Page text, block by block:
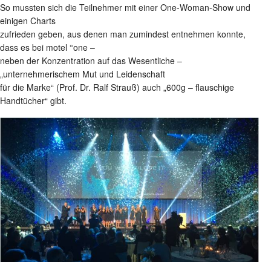
So mussten sich die Teilnehmer mit einer One-Woman-Show und
einigen Charts
zufrieden geben, aus denen man zumindest entnehmen konnte,
dass es bei motel °one –
neben der Konzentration auf das Wesentliche –
„unternehmerischem Mut und Leidenschaft
für die Marke“ (Prof. Dr. Ralf Strauß) auch „600g – flauschige
Handtücher“ gibt.